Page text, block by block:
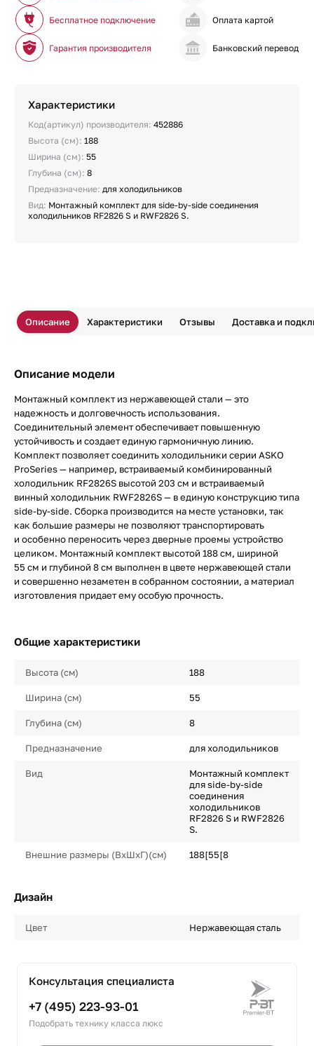
Бесплатное подключение
Гарантия производителя
Оплата картой
Банковский перевод
Характеристики
Код(артикул) производителя: 452886
Высота (см): 188
Ширина (см): 55
Глубина (см): 8
Предназначение: для холодильников
Вид: Монтажный комплект для side-by-side соединения
холодильников RF2826 S и RWF2826 S.
Описание Характеристики Отзывы Доставка и
Описание модели
Монтажный комплект из нержавеющей стали — это
надежность и долговечность использования.
Соединительный элемент обеспечивает повышенную
устойчивость и создает единую гармоничную линию.
Комплект позволяет соединить холодильники серии ASKO
ProSeries — например, встраиваемый комбинированный
холодильник RF2826S высотой 203 см и встраиваемый
винный холодильник RWF2826S — в единую конструкцию типа
side-by-side. Сборка производится на месте установки, так
как большие размеры не позволяют транспортировать
и особенно переносить через дверные проемы устройство
целиком. Монтажный комплект высотой 188 см, шириной
55 см и глубиной 8 см выполнен в цвете нержавеющей стали
и совершенно незаметен в собранном состоянии, а материал
изготовления придает ему особую прочность.
Общие характеристики
Высота (см) 188
Ширина (см) 55
Глубина (см) 8
Предназначение для холодильников
Вид
Монтажный комплект
для side-by-side
соединения
холодильников
RF2826 S и RWF2826
S.
Внешние размеры (ВхШхГ)(см) 188[55[8
Дизайн
Цвет Нержавеющая сталь
Консультация специалиста
+7 (495) 223-93-01
Подобрать технику класса люкс